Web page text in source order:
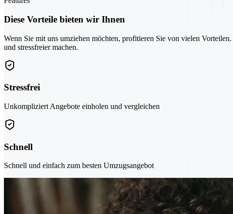
Diese Vorteile bieten wir Ihnen
Wenn Sie mit uns umziehen möchten, profitieren Sie von vielen
und stressfreier machen.
Stressfrei
Unkompliziert Angebote einholen und vergleichen
Schnell
Schnell und einfach zum besten Umzugsangebot